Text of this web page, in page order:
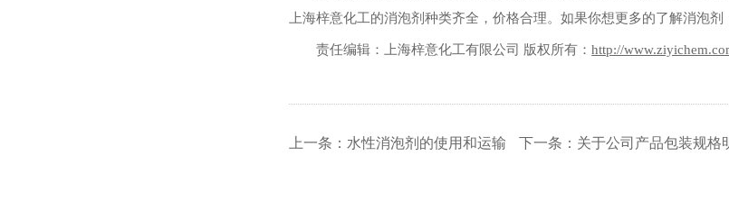
上海梓意化工的消泡剂种类齐全，价格合理。如果你想更多的了解消泡剂
责任编辑：上海梓意化工有限公司 版权所有：http://
上一条：水性消泡剂的使用和运输
下一条：关于公司产品包装规格